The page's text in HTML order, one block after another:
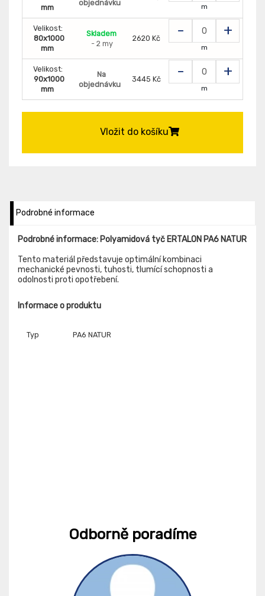
mm
objednávku m
Velikost:
80x1000
mm
Skladem
- 2 my
2620 Kč - +
m
Velikost:
90x1000
mm
Na
objednávku
3445 Kč - +
m
Vložit do košíku
Podrobné informace
Podrobné informace: Polyamidová tyč ERTALON PA6 NATUR
Tento materiál představuje optimální kombinaci
mechanické pevnosti, tuhosti, tlumící schopnosti a
odolnosti proti opotřebení.
Informace o produktu
Typ PA6 NATUR
Odborně poradíme